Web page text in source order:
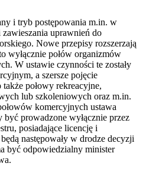
i tryb postępowania m.in. w
uprawnień do
Nowe przepisy rozszerzają
wyłącznie połów organizmów
W ustawie czynności te zostały
a szersze pojęcie
połowy rekreacyjne,
lub szkoleniowych oraz m.in.
komercyjnych ustawa
być prowadzone wyłącznie przez
posiadające licencję i
następowały w drodze decyzji
być odpowiedzialny minister